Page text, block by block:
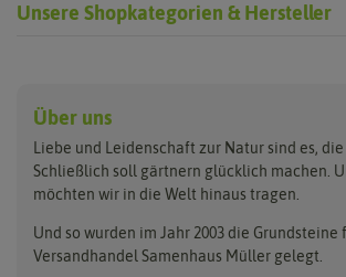
Unsere Shopkategorien & Hersteller
Anzuchtschalen
Erdbeertürme
Folien, Vliese und Netze
Gartengeräte
Saatgut für
Samen-Sets
Benary
Buzzy Seeds
Clever Pots
Dürr-Samen
FLORTUS
Greenline
Grüne
Über uns
Liebe und Leidenschaft zur Natur sind es,
Schließlich soll gärtnern glücklich machen.
möchten wir in die Welt hinaus tragen.
Und so wurden im Jahr 2003 die Grundsteine
Versandhandel Samenhaus Müller gelegt.